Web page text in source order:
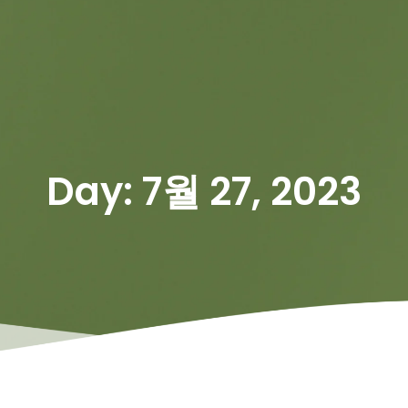
Day: 7월 27, 2023